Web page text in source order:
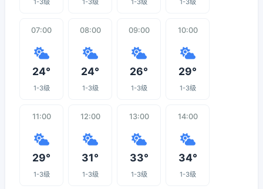
1-3级 1-3级 1-3级 1-3级
07:00
24°
1-3级
08:00
24°
1-3级
09:00
26°
1-3级
10:00
29°
1-3级
11:00
29°
1-3级
12:00
31°
1-3级
13:00
33°
1-3级
14:00
34°
1-3级